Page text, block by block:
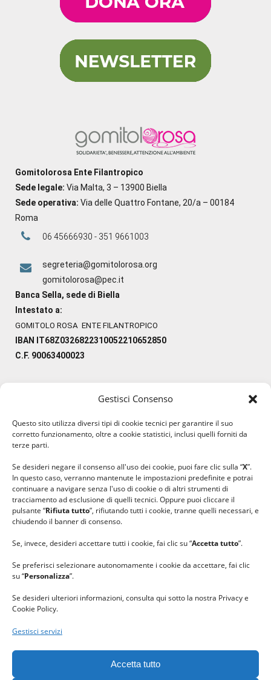
Gestisci Consenso
Questo sito utilizza diversi tipi di cookie tecnici per garantire il suo
corretto funzionamento, oltre a cookie statistici, inclusi quelli forniti da
terze parti.
Se desideri negare il consenso all'uso dei cookie, puoi fare clic sulla “X”.
In questo caso, verranno mantenute le impostazioni predefinite e potrai
continuare a navigare senza l'uso di cookie o di altri strumenti di
tracciamento ad esclusione di quelli tecnici. Oppure puoi cliccare il
pulsante “Rifiuta tutto”, rifiutando tutti i cookie, tranne quelli necessari, e
chiudendo il banner di consenso.
Se, invece, desideri accettare tutti i cookie, fai clic su “Accetta tutto”.
Se preferisci selezionare autonomamente i cookie da accettare, fai clic
su “Personalizza”.
Se desideri ulteriori informazioni, consulta qui sotto la nostra Privacy e
Cookie Policy.
Gestisci servizi
Accetta tutto
Gomitolorosa Ente Filantropico
Sede legale: Via Malta, 3 – 13900 Biella
Sede operativa: Via delle Quattro Fontane, 20/a – 00184
Roma
06 45666930 - 351 9661003
segreteria@gomitolorosa.org
gomitolorosa@pec.it
Banca Sella, sede di Biella
Intestato a:
GOMITOLO ROSA ENTE FILANTROPICO
IBAN IT68Z0326822310052210652850
C.F. 90063400023
#lanaterapia
#ilcaloredellempatia